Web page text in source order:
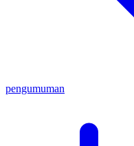
pengumuman